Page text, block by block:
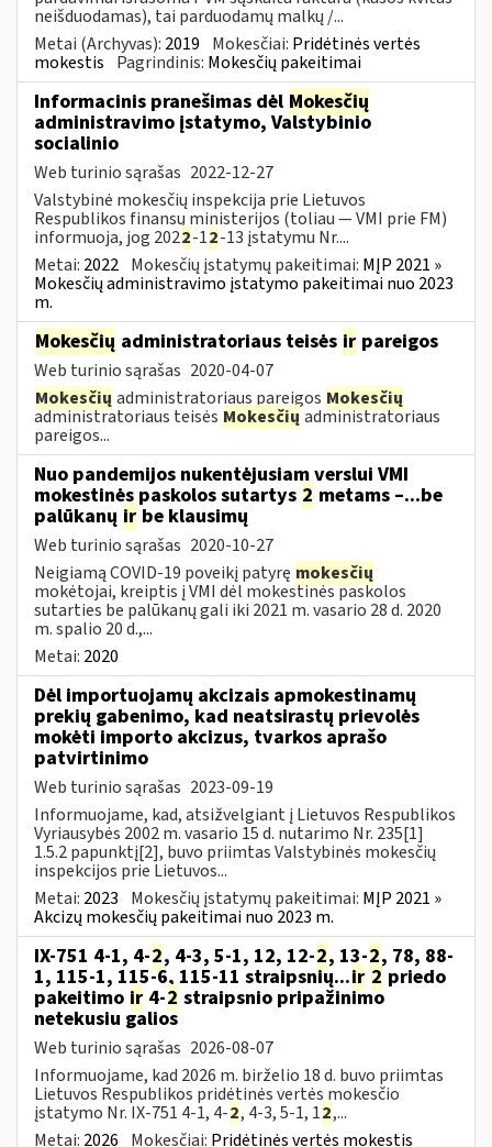
neišduodamas), tai parduodamų malkų /...
Metai (Archyvas): 2019 Mokesčiai: Pridėtinės vertės
mokestis Pagrindinis: Mokesčių pakeitimai
Informacinis pranešimas dėl Mokesčių
administravimo įstatymo, Valstybinio
socialinio
Web turinio sąrašas 2022-12-27
Valstybinė mokesčių inspekcija prie Lietuvos
Respublikos finansų ministerijos (toliau — VMI prie FM)
informuoja, jog 2022-12-13 įstatymu Nr....
Metai: 2022 Mokesčių įstatymų pakeitimai: MĮP 2021 »
Mokesčių administravimo įstatymo pakeitimai nuo 2023
m.
Mokesčių administratoriaus teisės ir pareigos
Web turinio sąrašas 2020-04-07
Mokesčių administratoriaus pareigos Mokesčių
administratoriaus teisės Mokesčių administratoriaus
pareigos...
Nuo pandemijos nukentėjusiam verslui VMI
mokestinės paskolos sutartys 2 metams –...be
palūkanų ir be klausimų
Web turinio sąrašas 2020-10-27
Neigiamą COVID-19 poveikį patyrę mokesčių
mokėtojai, kreiptis į VMI dėl mokestinės paskolos
sutarties be palūkanų gali iki 2021 m. vasario 28 d. 2020
m. spalio 20 d.,...
Metai: 2020
Dėl importuojamų akcizais apmokestinamų
prekių gabenimo, kad neatsirastų prievolės
mokėti importo akcizus, tvarkos aprašo
patvirtinimo
Web turinio sąrašas 2023-09-19
Informuojame, kad, atsižvelgiant į Lietuvos Respublikos
Vyriausybės 2002 m. vasario 15 d. nutarimo Nr. 235[1]
1.5.2 papunktį[2], buvo priimtas Valstybinės mokesčių
inspekcijos prie Lietuvos...
Metai: 2023 Mokesčių įstatymų pakeitimai: MĮP 2021 »
Akcizų mokesčių pakeitimai nuo 2023 m.
IX-751 4-1, 4-2, 4-3, 5-1, 12, 12-2, 13-2, 78, 88-
1, 115-1, 115-6, 115-11 straipsnių...ir 2 priedo
pakeitimo ir 4-2 straipsnio pripažinimo
netekusiu galios
Web turinio sąrašas 2026-08-07
Informuojame, kad 2026 m. birželio 18 d. buvo priimtas
Lietuvos Respublikos pridėtinės vertės mokesčio
įstatymo Nr. IX-751 4-1, 4-2, 4-3, 5-1, 12,...
Metai: 2026 Mokesčiai: Pridėtinės vertės mokestis